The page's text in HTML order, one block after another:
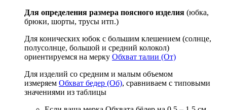
Для определения размера поясного изделия (юбка,
брюки, шорты, трусы итп.)
Для конических юбок с большим клешением (солнце,
полусолнце, большой и средний колокол)
ориентируемся на мерку Обхват талии (От)
Для изделий со средним и малым объемом
измеряем Обхват бедер (Об), сравниваем с типовыми
значениями из таблицы